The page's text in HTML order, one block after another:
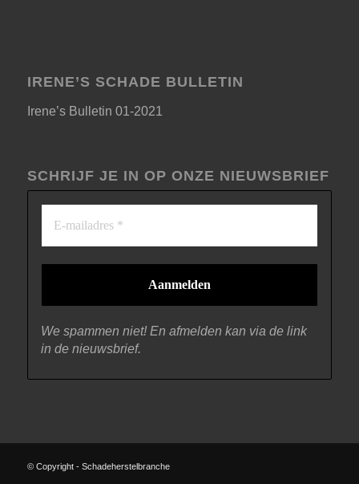
IRENE’S SCHADE BULLETIN
Irene’s Bulletin 01-2021
SCHRIJF JE IN OP ONZE NIEUWSBRIEF
We spammen niet! En afmelden kan via de link
in de nieuwsbrief.
© Copyright - Schadeherstelbranche